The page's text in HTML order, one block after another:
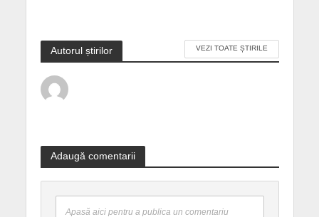
Autorul știrilor VEZI TOATE ȘTIRILE
Adaugă comentarii
Apasă aici pentru a publica un comentariu